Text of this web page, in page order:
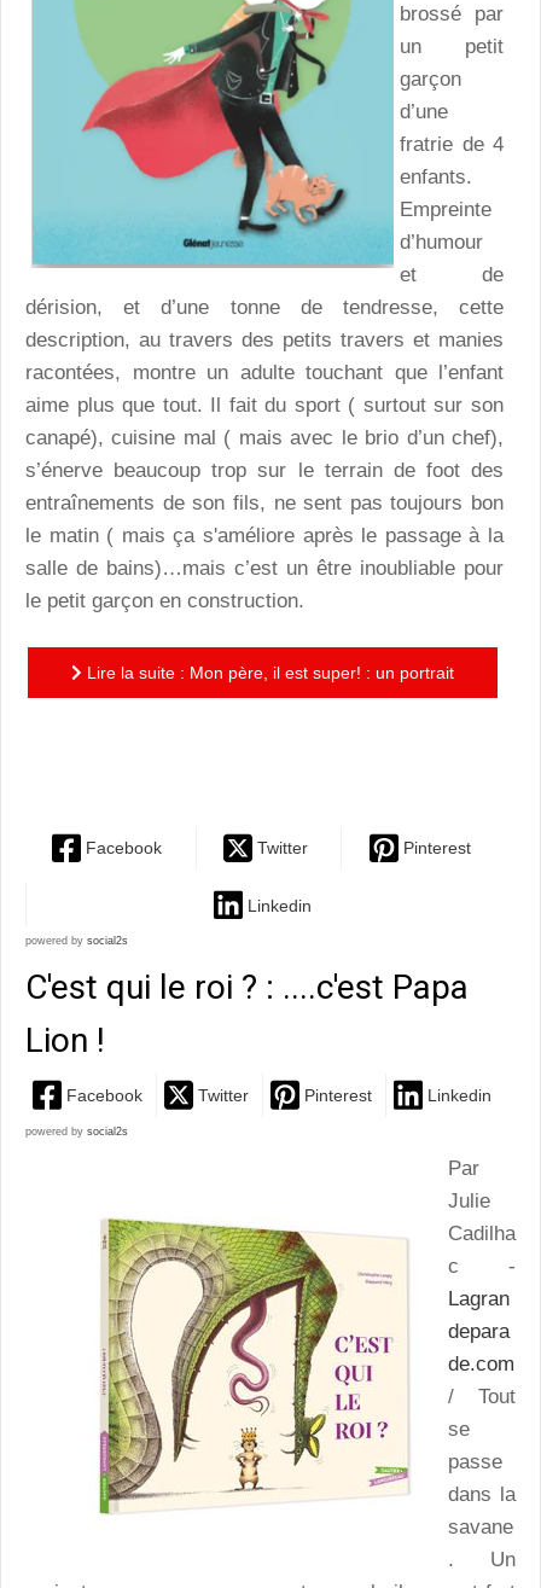
brossé par
un petit
garçon
d’une
fratrie de 4
enfants.
Empreinte
d’humour
et de
dérision, et d’une tonne de tendresse, cette
description, au travers des petits travers et manies
racontées, montre un adulte touchant que l’enfant
aime plus que tout. Il fait du sport ( surtout sur son
canapé), cuisine mal ( mais avec le brio d’un chef),
s’énerve beaucoup trop sur le terrain de foot des
entraînements de son fils, ne sent pas toujours bon
le matin ( mais ça s'améliore après le passage à la
salle de bains)…mais c’est un être inoubliable pour
le petit garçon en construction.
Lire la suite : Mon père, il est super! : un portrait
Facebook Twitter Pinterest
Linkedin
powered by social2s
C'est qui le roi ? : ....c'est Papa
Lion !
Facebook Twitter Pinterest Linkedin
powered by social2s
Par
Julie
Cadilha
c -
Lagran
depara
de.com
/ Tout
se
passe
dans la
savane
. Un